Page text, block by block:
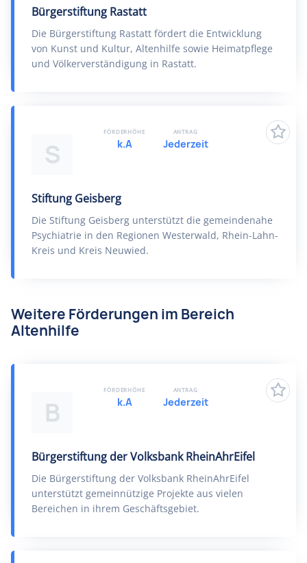
Bürgerstiftung Rastatt
Die Bürgerstiftung Rastatt fördert die Entwicklung
von Kunst und Kultur, Altenhilfe sowie Heimatpflege
und Völkerverständigung in Rastatt.
S
Stiftung Geisberg
Die Stiftung Geisberg unterstützt die gemeindenahe
Psychiatrie in den Regionen Westerwald, Rhein-Lahn-
Kreis und Kreis Neuwied.
FÖRDERHÖHE
k.A
ANTRAG
Jederzeit
Weitere Förderungen im Bereich
Altenhilfe
B
Bürgerstiftung der Volksbank RheinAhrEifel
Die Bürgerstiftung der Volksbank RheinAhrEifel
unterstützt gemeinnützige Projekte aus vielen
Bereichen in ihrem Geschäftsgebiet.
FÖRDERHÖHE
k.A
ANTRAG
Jederzeit